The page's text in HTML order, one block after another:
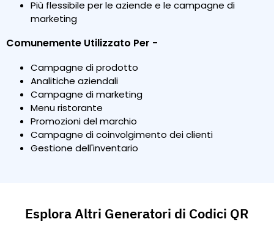
Più flessibile per le aziende e le campagne di
marketing
Comunemente Utilizzato Per -
Campagne di prodotto
Analitiche aziendali
Campagne di marketing
Menu ristorante
Promozioni del marchio
Campagne di coinvolgimento dei clienti
Gestione dell'inventario
Esplora Altri Generatori di Codici QR